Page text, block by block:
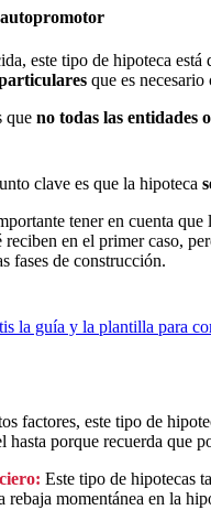
este tipo de hipoteca está
que es
que no todas las entidades
clave es que la hipoteca
tener en cuenta
reciben en el primer caso,
fases de construcción.
la guía y la plantilla para
factores, este tipo de
hasta porque recuerda que
Este tipo de hipotecas
rebaja momentánea en la